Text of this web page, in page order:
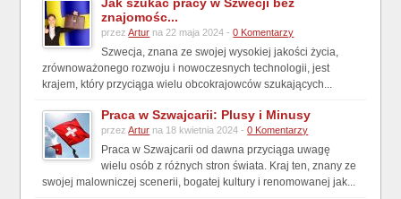
Jak szukać pracy w Szwecji bez
znajomośc...
przezArtur na 22 maja 2024 -0 Komentarzy
Szwecja, znana ze swojej wysokiej jakości życia,
zrównoważonego rozwoju i nowoczesnych technologii, jest
krajem, który przyciąga wielu obcokrajowców szukających...
Praca w Szwajcarii: Plusy i Minusy
przezArtur na 18 kwietnia 2024 -0 Komentarzy
Praca w Szwajcarii od dawna przyciąga uwagę
wielu osób z różnych stron świata. Kraj ten, znany ze
swojej malowniczej scenerii, bogatej kultury i renomowanej jak...